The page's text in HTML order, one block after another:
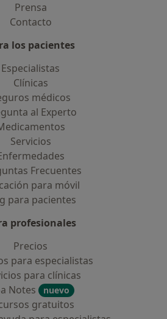
Prensa
Contacto
los pacientes
Especialistas
Clínicas
médicos
al Experto
Servicios
Frecuentes
para móvil
para pacientes
profesionales
Precios
para especialistas
para clínicas
Notes
nuevo
gratuitos